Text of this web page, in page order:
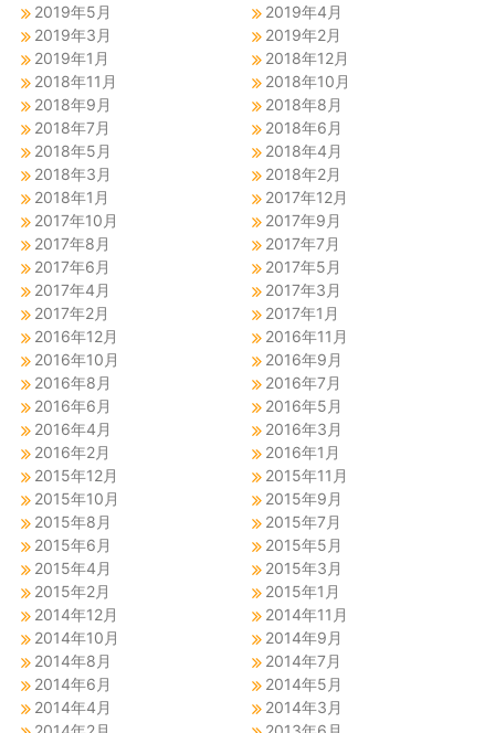
2019年5月
2019年4月
2019年3月
2019年2月
2019年1月
2018年12月
2018年11月
2018年10月
2018年9月
2018年8月
2018年7月
2018年6月
2018年5月
2018年4月
2018年3月
2018年2月
2018年1月
2017年12月
2017年10月
2017年9月
2017年8月
2017年7月
2017年6月
2017年5月
2017年4月
2017年3月
2017年2月
2017年1月
2016年12月
2016年11月
2016年10月
2016年9月
2016年8月
2016年7月
2016年6月
2016年5月
2016年4月
2016年3月
2016年2月
2016年1月
2015年12月
2015年11月
2015年10月
2015年9月
2015年8月
2015年7月
2015年6月
2015年5月
2015年4月
2015年3月
2015年2月
2015年1月
2014年12月
2014年11月
2014年10月
2014年9月
2014年8月
2014年7月
2014年6月
2014年5月
2014年4月
2014年3月